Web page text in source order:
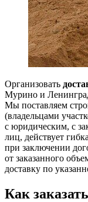
Организовать
Мурино и
Мы поставляем
(владельцами
с юридическим, с
лиц, действует
при заключении
от заказанного
доставку по
Как